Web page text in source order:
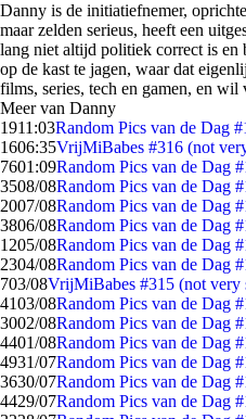
Danny is de initiatiefnemer,
maar zelden serieus, heeft een
lang niet altijd politiek correct is en
op de kast te jagen, waar dat
films, series, tech en gamen, en
Meer van Danny
1911:03Random Pics van de Dag
1606:35VrijMiBabes #316 (not
7601:09Random Pics van de Dag
3508/08Random Pics van de Dag
2007/08Random Pics van de Dag
3806/08Random Pics van de Dag
1205/08Random Pics van de Dag
2304/08Random Pics van de Dag
703/08VrijMiBabes #315 (not very
4103/08Random Pics van de Dag
3002/08Random Pics van de Dag
4401/08Random Pics van de Dag
4931/07Random Pics van de Dag
3630/07Random Pics van de Dag
4429/07Random Pics van de Dag